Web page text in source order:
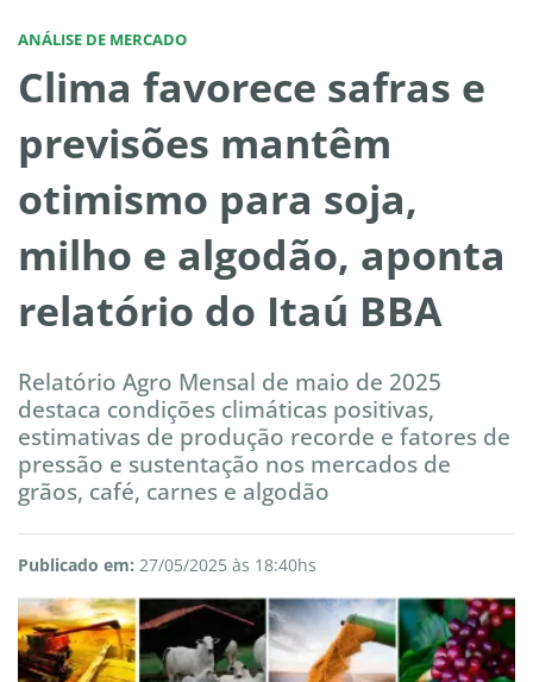
ANÁLISE DE MERCADO
Clima favorece safras e
previsões mantêm
otimismo para soja,
milho e algodão, aponta
relatório do Itaú BBA
Relatório Agro Mensal de maio de 2025
destaca condições climáticas positivas,
estimativas de produção recorde e fatores de
pressão e sustentação nos mercados de
grãos, café, carnes e algodão
Publicado em: 27/05/2025 às 18:40hs